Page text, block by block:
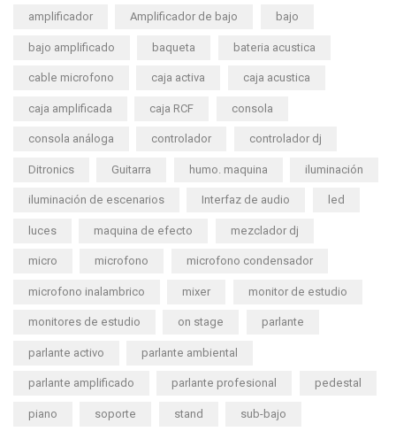
amplificador Amplificador de bajo bajo
bajo amplificado baqueta bateria acustica
cable microfono caja activa caja acustica
caja amplificada caja RCF consola
consola análoga controlador controlador dj
Ditronics Guitarra humo. maquina iluminación
iluminación de escenarios Interfaz de audio led
luces maquina de efecto mezclador dj
micro microfono microfono condensador
microfono inalambrico mixer monitor de estudio
monitores de estudio on stage parlante
parlante activo parlante ambiental
parlante amplificado parlante profesional pedestal
piano soporte stand sub-bajo